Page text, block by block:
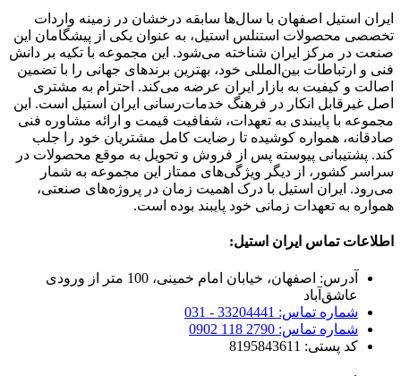
استیل اصفهان با سال‌ها سابقه درخشان در زمینه واردات
محصولات استنلس استیل، به عنوان یکی از پیشگامان این
در مرکز ایران شناخته می‌شود. این مجموعه با تکیه بر دانش
و ارتباطات بین‌المللی خود، بهترین برندهای جهانی را با تضمین
و کیفیت به بازار ایران عرضه می‌کند. احترام به مشتری
غیرقابل انکار در فرهنگ خدمات‌رسانی ایران استیل است. این
با پایبندی به تعهدات، شفافیت قیمت و ارائه مشاوره فنی
همواره کوشیده تا رضایت کامل مشتریان خود را جلب
پشتیبانی پیوسته پس از فروش و تحویل به موقع محصولات در
کشور، از دیگر ویژگی‌های ممتاز این مجموعه به شمار
ایران استیل با درک اهمیت زمان در پروژه‌های صنعتی،
به تعهدات زمانی خود پایبند بوده است.
تماس ایران استیل:
آدرس: اصفهان، خیابان امام خمینی، 100 متر از ورودی
عاشق‌آباد
شماره تماس: 33204441 - 031
شماره تماس: 2790 118 0902
کد پستی: 8195843611